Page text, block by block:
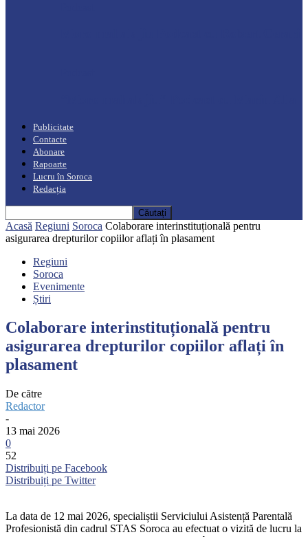
Publicitate
Contacte
Abonare
Rapoarte
Lucru în Soroca
Redacția
Acasă Regiuni Soroca Colaborare interinstituțională pentru
asigurarea drepturilor copiilor aflați în plasament
Regiuni
Soroca
Evenimente
Știri
Colaborare interinstituțională pentru
asigurarea drepturilor copiilor aflați în
plasament
De către
Redactor
-
13 mai 2026
0
52
Distribuiți pe Facebook
Distribuiți pe Twitter
La data de 12 mai 2026, specialiștii Serviciului Asistență Parentală
Profesionistă din cadrul STAS Soroca au efectuat o vizită de lucru la